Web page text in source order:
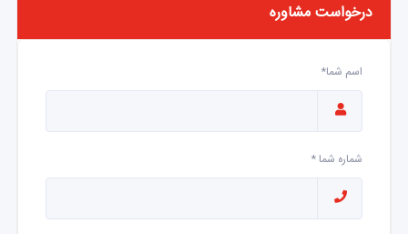
درخواست مشاوره
اسم شما*
شماره شما *